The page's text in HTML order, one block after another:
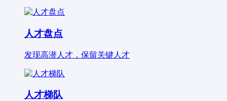
人才盘点
发现高潜人才，保留关键人才
人才梯队